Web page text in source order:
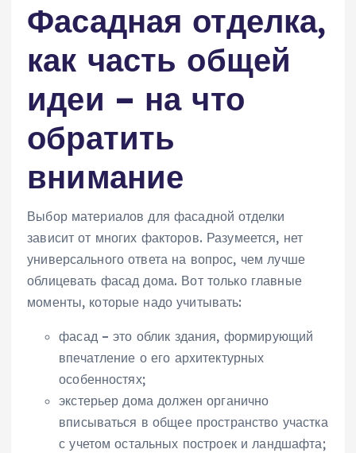
Фасадная отделка,
как часть общей
идеи – на что
обратить
внимание
Выбор материалов для фасадной отделки
зависит от многих факторов. Разумеется, нет
универсального ответа на вопрос, чем лучше
облицевать фасад дома. Вот только главные
моменты, которые надо учитывать:
фасад – это облик здания, формирующий
впечатление о его архитектурных
особенностях;
экстерьер дома должен органично
вписываться в общее пространство участка
с учетом остальных построек и ландшафта;